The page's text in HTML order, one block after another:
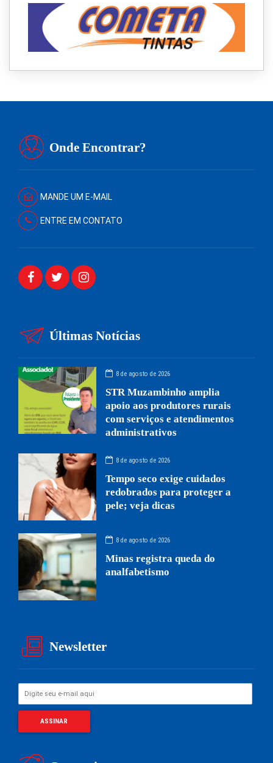
Onde Encontrar?
MANDE UM E-MAIL
ENTRE EM CONTATO
Últimas Notícias
8 de agosto de 2026
STR Muzambinho amplia
apoio aos produtores rurais
com serviços e atendimentos
administrativos
8 de agosto de 2026
Tempo seco exige cuidados
redobrados para proteger a
pele; veja dicas
8 de agosto de 2026
Minas registra queda do
analfabetismo
Newsletter